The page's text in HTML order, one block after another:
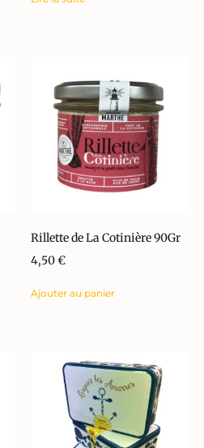
Rillette de La Cotinière 90Gr
4,50€
Ajouter au panier